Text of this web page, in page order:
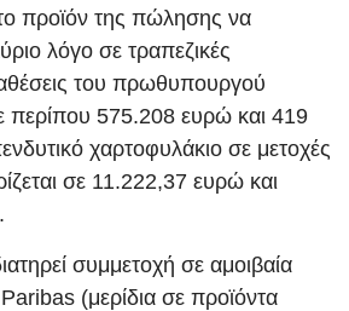
προϊόν της πώλησης να
λόγο σε τραπεζικές
του πρωθυπουργού
περίπου 575.208 ευρώ και 419
χαρτοφυλάκιο σε μετοχές
σε 11.222,37 ευρώ και
συμμετοχή σε αμοιβαία
(μερίδια σε προϊόντα